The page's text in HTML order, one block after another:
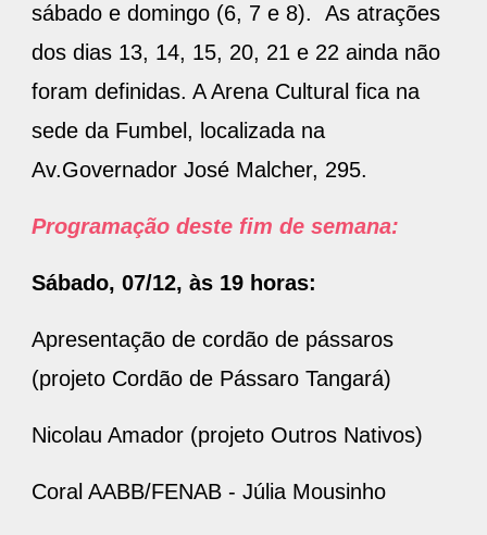
sábado e domingo (6, 7 e 8). As atrações
dos dias 13, 14, 15, 20, 21 e 22 ainda não
foram definidas. A Arena Cultural fica na
sede da Fumbel, localizada na
Av.Governador José Malcher, 295.
Programação deste fim de semana:
Sábado, 07/12, às 19 horas:
Apresentação de cordão de pássaros
(projeto Cordão de Pássaro Tangará)
Nicolau Amador (projeto Outros Nativos)
Coral AABB/FENAB - Júlia Mousinho